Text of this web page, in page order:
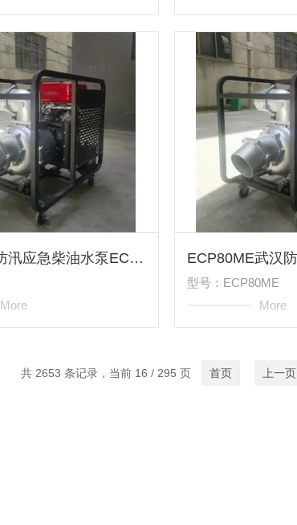
电启动8寸防汛应急柴油水泵ECP80ME
More
型号：ECP80ME
More
共 2653 条记录，当前 16 / 295 页 首页 上一页